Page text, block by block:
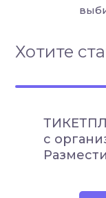
Хотите
с